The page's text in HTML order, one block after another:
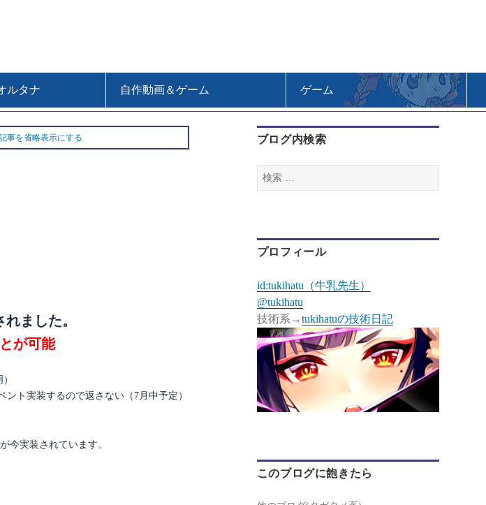
ルタナ 自作動画＆ゲーム ゲーム
事を省略表示にする
ました。
が可能
ト実装するので返さない（7月中予定）
今実装されています。
ブログ内検索
検
索
プロフィール
id:tukihatu（牛乳先生）
@tukihatu
技術系→tukihatuの技術日記
このブログに飽きたら